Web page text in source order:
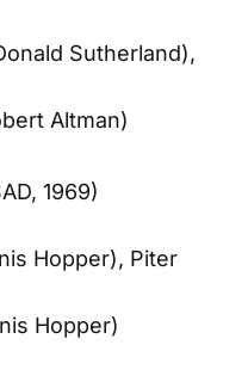
Sutherland),
Altman)
1969)
Hopper), Piter
Hopper)